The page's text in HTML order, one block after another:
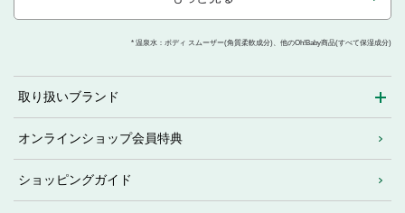
* 温泉水：ボディ スムーザー(角質柔軟成分)、他のOh!Baby商品(すべて保湿成分)
取り扱いブランド
オンラインショップ会員特典
ショッピングガイド